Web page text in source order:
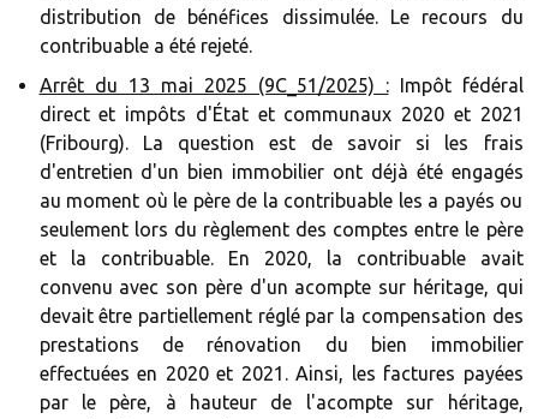
distribution de bénéfices dissimulée. Le recours du
contribuable a été rejeté.
Arrêt du 13 mai 2025 (9C_51/2025) :Impôt fédéral
direct et impôts d'État et communaux 2020 et 2021
(Fribourg). La question est de savoir si les frais
d'entretien d'un bien immobilier ont déjà été engagés
au moment où le père de la contribuable les a payés ou
seulement lors du règlement des comptes entre le père
et la contribuable. En 2020, la contribuable avait
convenu avec son père d'un acompte sur héritage, qui
devait être partiellement réglé par la compensation des
prestations de rénovation du bien immobilier
effectuées en 2020 et 2021. Ainsi, les factures payées
par le père, à hauteur de l'acompte sur héritage,